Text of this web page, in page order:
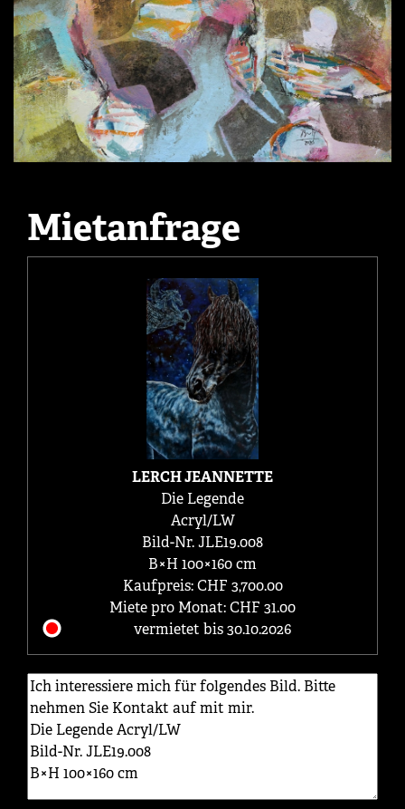
Mietanfrage
LERCH JEANNETTE
Die Legende
Acryl/LW
Bild-Nr. JLE19.008
B×H 100×160 cm
Kaufpreis: CHF 3,700.00
Miete pro Monat: CHF 31.00
vermietet bis 30.10.2026